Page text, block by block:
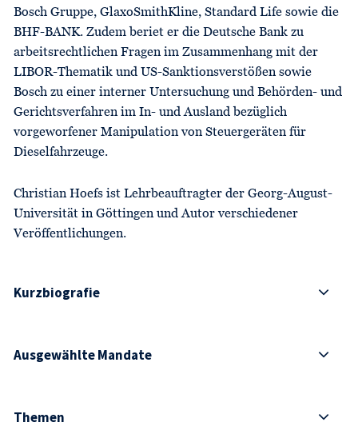
Bosch Gruppe, GlaxoSmithKline, Standard Life sowie die
BHF-BANK. Zudem beriet er die Deutsche Bank zu
arbeitsrecht­lichen Fragen im Zusammenhang mit der
LIBOR-Thematik und US-Sanktionsverstößen sowie
Bosch zu einer interner Untersuchung und Behörden- und
Gerichtsverfahren im In- und Ausland bezüglich
vorgeworfener Manipulation von Steuergeräten für
Dieselfahrzeuge.
Christian Hoefs ist Lehrbeauftragter der Georg-August-
Uni­versität in Göttingen und Autor verschiedener
Veröffent­lichungen.
Kurzbiografie
Ausgewählte Mandate
Themen